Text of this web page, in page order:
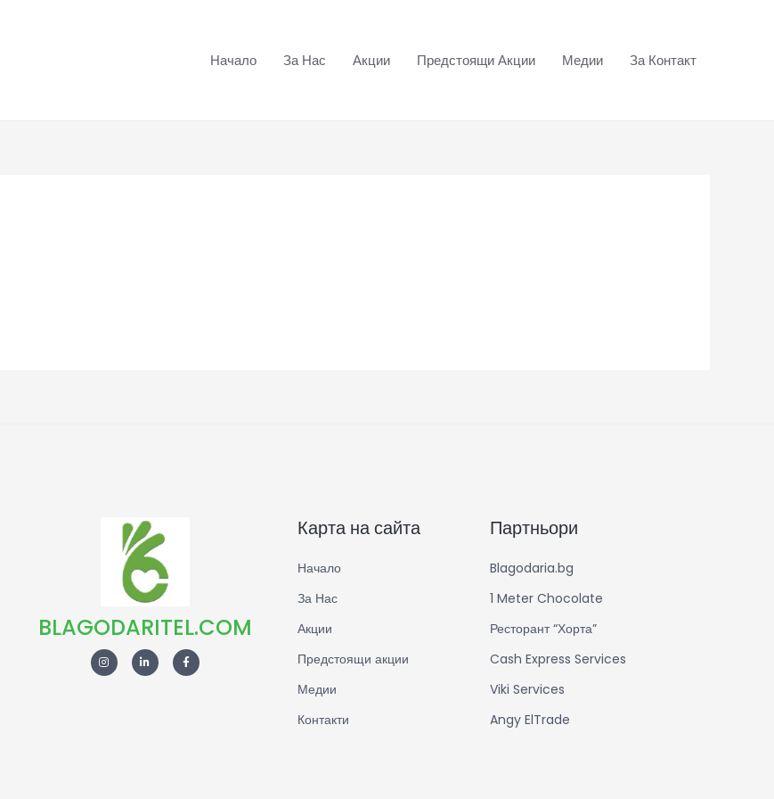
Начало За Нас Акции Предстоящи Акции Медии За Контакт
BLAGODARITEL.COM
Карта на сайта
Начало
За Нас
Акции
Предстоящи акции
Медии
Контакти
Партньори
Blagodaria.bg
1 Meter Chocolate
Ресторант “Хорта”
Cash Express Services
Viki Services
Angy ElTrade